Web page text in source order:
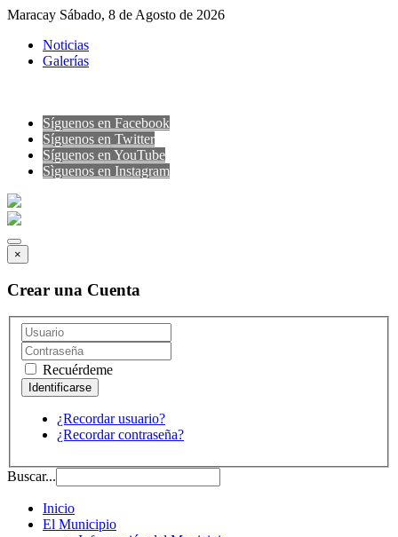
Maracay Sábado, 8 de Agosto de 2026
Noticias
Galerías
Síguenos en Facebook
Síguenos en Twitter
Síguenos en YouTube
Sìguenos en Instagram
×
Crear una Cuenta
Recuérdeme
¿Recordar usuario?
¿Recordar contraseña?
Buscar...
Inicio
El Municipio